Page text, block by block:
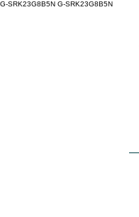
G-SRK23G8B5N G-SRK23G8B5N